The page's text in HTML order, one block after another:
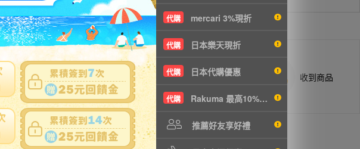
代購 mercari 3%現折
代購 日本樂天現折
代購 日本代購優惠
代購 Rakuma 最高10%現折
推薦好友享好禮
得標填寫委託單 商品抵台通知出貨 收到商品